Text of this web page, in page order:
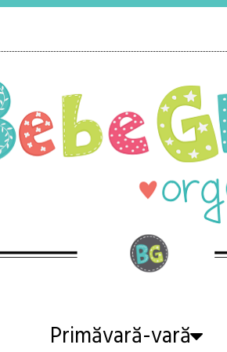
Primăvară-vară